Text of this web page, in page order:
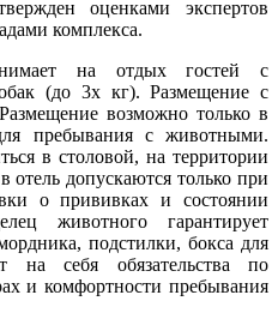
оценками экспертов
комплекса.
на отдых гостей с
(до 3х кг). Размещение с
возможно только в
пребывания с животными.
в столовой, на территории
допускаются только при
о прививках и состоянии
животного гарантирует
подстилки, бокса для
на себя обязательства по
и комфортности пребывания